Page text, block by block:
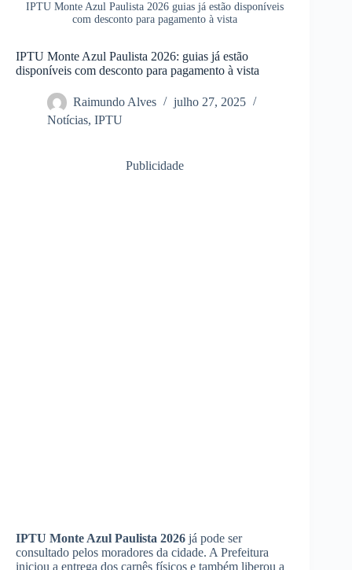
IPTU Monte Azul Paulista 2026 guias já estão disponíveis
com desconto para pagamento à vista
IPTU Monte Azul Paulista 2026: guias já estão
disponíveis com desconto para pagamento à vista
Raimundo Alves
julho 27, 2025
Notícias, IPTU
Publicidade
IPTU Monte Azul Paulista 2026 já pode ser
consultado pelos moradores da cidade. A Prefeitura
iniciou a entrega dos carnês físicos e também liberou a